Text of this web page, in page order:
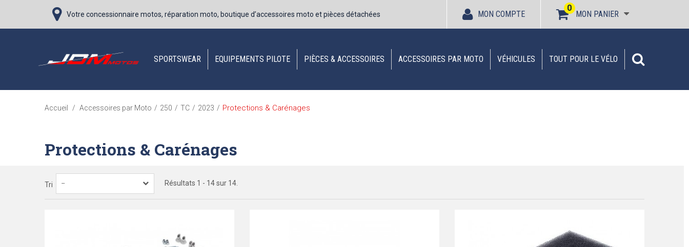
Votre concessionnaire motos, réparation moto, boutique d’accessoires moto et pièces détachées MON PANIER
0
MON COMPTE
SPORTSWEAR EQUIPEMENTS PILOTE PIÈCES & ACCESSOIRES ACCESSOIRES PAR MOTO VÉHICULES TOUT POUR LE VÉLO
Accueil / Accessoires par Moto / 250 / TC / 2023 / Protections & Carénages
Protections & Carénages
Tri -- Résultats 1 - 14 sur 14.